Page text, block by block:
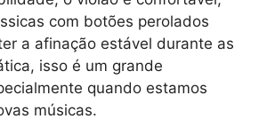
com botões perolados
a afinação estável durante as
isso é um grande
quando estamos
músicas.